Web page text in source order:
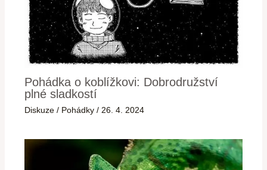
Pohádka o koblížkovi: Dobrodružství
plné sladkostí
Diskuze / Pohádky / 26. 4. 2024